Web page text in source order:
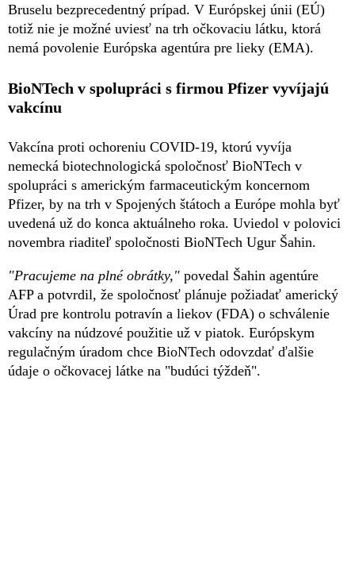
Bruselu bezprecedentný prípad. V Európskej únii (EÚ)
totiž nie je možné uviesť na trh očkovaciu látku, ktorá
nemá povolenie Európska agentúra pre lieky (EMA).
BioNTech v spolupráci s firmou Pfizer vyvíjajú
vakcínu
Vakcína proti ochoreniu COVID-19, ktorú vyvíja
nemecká biotechnologická spoločnosť BioNTech v
spolupráci s americkým farmaceutickým koncernom
Pfizer, by na trh v Spojených štátoch a Európe mohla byť
uvedená už do konca aktuálneho roka. Uviedol v polovici
novembra riaditeľ spoločnosti BioNTech Ugur Šahin.
"Pracujeme na plné obrátky," povedal Šahin agentúre
AFP a potvrdil, že spoločnosť plánuje požiadať americký
Úrad pre kontrolu potravín a liekov (FDA) o schválenie
vakcíny na núdzové použitie už v piatok. Európskym
regulačným úradom chce BioNTech odovzdať ďalšie
údaje o očkovacej látke na "budúci týždeň".